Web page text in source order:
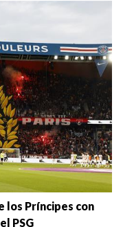
los Príncipes con
PSG